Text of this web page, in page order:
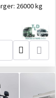
26000 kg